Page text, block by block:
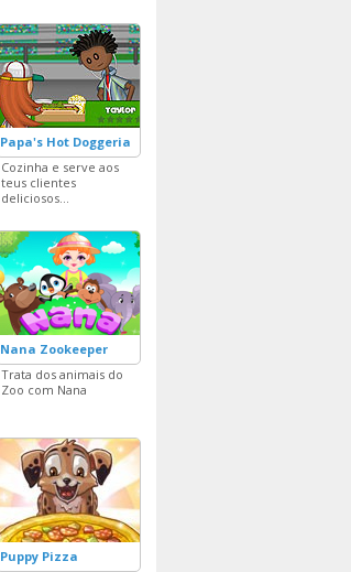
Papa's Hot Doggeria
Cozinha e serve aos
teus clientes
deliciosos...
Nana Zookeeper
Trata dos animais do
Zoo com Nana
Puppy Pizza